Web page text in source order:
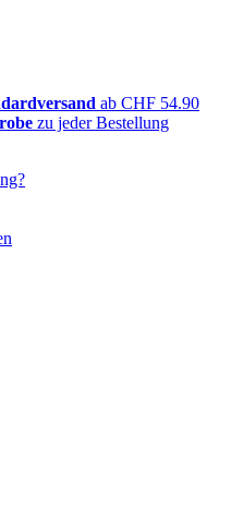
ab CHF 54.90
zu jeder Bestellung